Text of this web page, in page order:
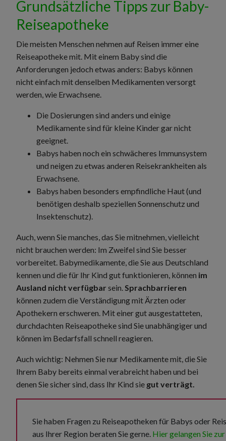
Grundsätzliche Tipps zur Baby-
Reiseapotheke
Die meisten Menschen nehmen auf Reisen immer eine
Reiseapotheke mit. Mit einem Baby sind die
Anforderungen jedoch etwas anders: Babys können
nicht einfach mit denselben Medikamenten versorgt
werden, wie Erwachsene.
Die Dosierungen sind anders und einige
Medikamente sind für kleine Kinder gar nicht
geeignet.
Babys haben noch ein schwächeres Immunsystem
und neigen zu etwas anderen Reisekrankheiten als
Erwachsene.
Babys haben besonders empfindliche Haut (und
benötigen deshalb speziellen Sonnenschutz und
Insektenschutz).
Auch, wenn Sie manches, das Sie mitnehmen, vielleicht
nicht brauchen werden: Im Zweifel sind Sie besser
vorbereitet. Babymedikamente, die Sie aus Deutschland
kennen und die für Ihr Kind gut funktionieren, können im
Ausland nicht verfügbar sein.Sprachbarrieren
können zudem die Verständigung mit Ärzten oder
Apothekern erschweren. Mit einer gut ausgestatteten,
durchdachten Reiseapotheke sind Sie unabhängiger und
können im Bedarfsfall schnell reagieren.
Auch wichtig: Nehmen Sie nur Medikamente mit, die Sie
Ihrem Baby bereits einmal verabreicht haben und bei
denen Sie sicher sind, dass Ihr Kind sie gut verträgt.
Sie haben Fragen zu Reiseapotheken für Babys oder
aus Ihrer Region beraten Sie gerne. Hier gelangen Sie